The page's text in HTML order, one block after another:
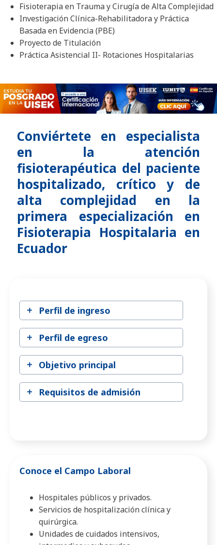
Fisioterapia en Trauma y Cirugía de Alta Complejidad
Investigación Clínica-Rehabilitadora y Práctica
Basada en Evidencia (PBE)
Proyecto de Titulación
Práctica Asistencial II- Rotaciones Hospitalarias
Conviértete en especialista
en la atención
fisioterapéutica del paciente
hospitalizado, crítico y de
alta complejidad en la
primera especialización en
Fisioterapia Hospitalaria en
Ecuador
Perfil de ingreso
Perfil de egreso
Objetivo principal
Requisitos de admisión
Conoce el Campo Laboral
Hospitales públicos y privados.
Servicios de hospitalización clínica y
quirúrgica.
Unidades de cuidados intensivos,